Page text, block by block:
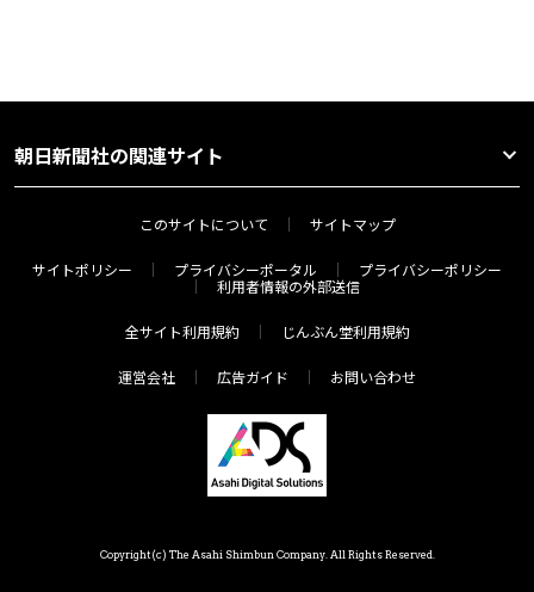
朝日新聞社の関連サイト
このサイトについて サイトマップ
サイトポリシー プライバシーポータル
プライバシーポリシー
利用者情報の外部送信
全サイト利用規約 じんぶん堂利用規約
運営会社 広告ガイド お問い合わせ
Copyright(c) The Asahi Shimbun Company. All Rights Reserved.